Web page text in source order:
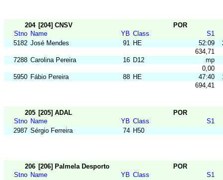
204 [204] CNSV
POR
Stno Name YB Class
S1
5182 José Mendes 91 HE 52:09
634,71
7288 Carolina Pereira 16 D12
mp
0,00
5950 Fábio Pereira 88 HE 47:40
694,41
205 [205] ADAL
POR
Stno Name YB Class
S1
2987 Sérgio Ferreira 74 H50
206 [206] Palmela Desporto
POR
Stno Name YB Class
S1